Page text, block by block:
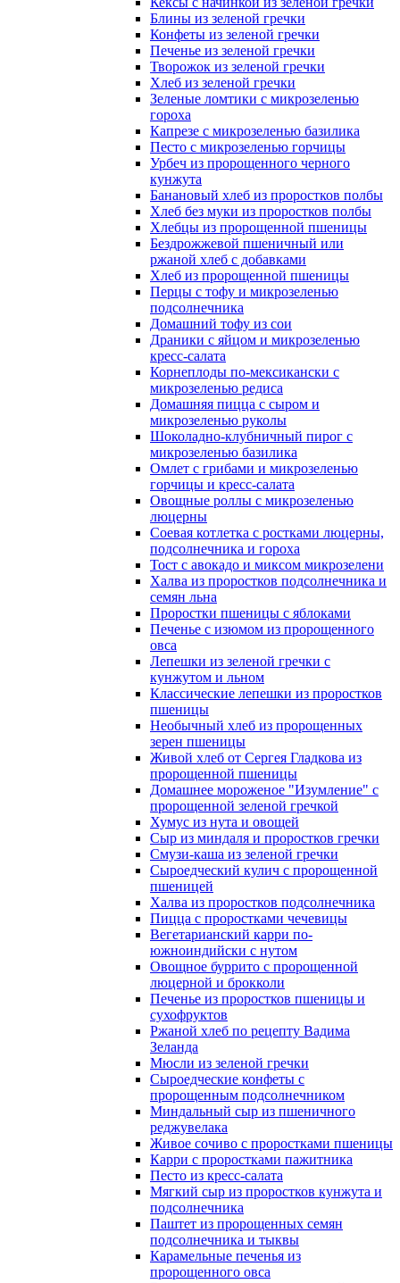
Блины из зеленой гречки
Конфеты из зеленой гречки
Печенье из зеленой гречки
Творожок из зеленой гречки
Хлеб из зеленой гречки
Зеленые ломтики с микрозеленью
гороха
Капрезе с микрозеленью базилика
Песто с микрозеленью горчицы
Урбеч из пророщенного черного
кунжута
Банановый хлеб из проростков полбы
Хлеб без муки из проростков полбы
Хлебцы из пророщенной пшеницы
Бездрожжевой пшеничный или
ржаной хлеб с добавками
Хлеб из пророщенной пшеницы
Перцы с тофу и микрозеленью
подсолнечника
Домашний тофу из сои
Драники с яйцом и микрозеленью
кресс-салата
Корнеплоды по-мексикански с
микрозеленью редиса
Домашняя пицца с сыром и
микрозеленью руколы
Шоколадно-клубничный пирог с
микрозеленью базилика
Омлет с грибами и микрозеленью
горчицы и кресс-салата
Овощные роллы с микрозеленью
люцерны
Соевая котлетка с ростками люцерны,
подсолнечника и гороха
Тост с авокадо и миксом микрозелени
Халва из проростков подсолнечника и
семян льна
Проростки пшеницы с яблоками
Печенье с изюмом из пророщенного
овса
Лепешки из зеленой гречки с
кунжутом и льном
Классические лепешки из проростков
пшеницы
Необычный хлеб из пророщенных
зерен пшеницы
Живой хлеб от Сергея Гладкова из
пророщенной пшеницы
Домашнее мороженое "Изумление" с
пророщенной зеленой гречкой
Хумус из нута и овощей
Сыр из миндаля и проростков гречки
Смузи-каша из зеленой гречки
Сыроедческий кулич с пророщенной
пшеницей
Халва из проростков подсолнечника
Пицца с проростками чечевицы
Вегетарианский карри по-
южноиндийски с нутом
Овощное буррито с пророщенной
люцерной и брокколи
Печенье из проростков пшеницы и
сухофруктов
Ржаной хлеб по рецепту Вадима
Зеланда
Мюсли из зеленой гречки
Сыроедческие конфеты с
пророщенным подсолнечником
Миндальный сыр из пшеничного
реджувелака
Живое сочиво с проростками пшеницы
Карри с проростками пажитника
Песто из кресс-салата
Мягкий сыр из проростков кунжута и
подсолнечника
Паштет из пророщенных семян
подсолнечника и тыквы
Карамельные печенья из
пророщенного овса